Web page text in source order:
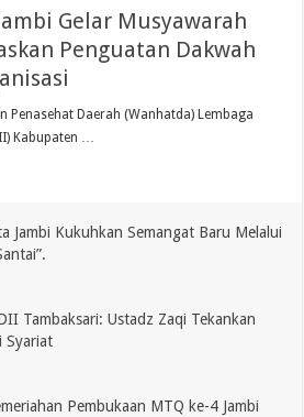
Gelar Musyawarah
Penguatan Dakwah
Penasehat Daerah (Wanhatda) Lembaga
Kabupaten …
Jambi Kukuhkan Semangat Baru Melalui
Tambaksari: Ustadz Zaqi Tekankan
Syariat
Pembukaan MTQ ke-4 Jambi